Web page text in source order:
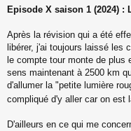
Episode X saison 1 (2024) :
Après la révision qui a été
libérer, j'ai toujours laissé les
le compte tour monte de
sens maintenant à 2500 km
d'allumer la "petite lumière
compliqué d'y aller car on est
D'ailleurs en ce qui me